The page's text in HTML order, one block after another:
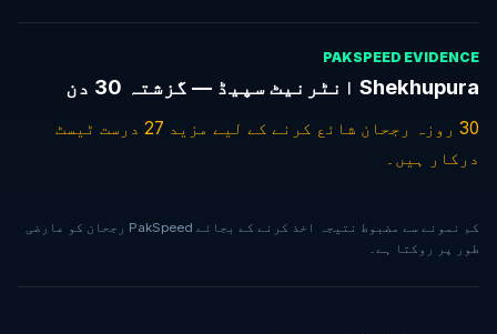
PAKSPEED EVIDENCE
Shekhupura انٹرنیٹ سپیڈ — گزشتہ 30 دن
30 روزہ رجحان شائع کرنے کے لیے مزید 27 درست ٹیسٹ
درکار ہیں۔
کم نمونے سے مضبوط نتیجہ اخذ کرنے کے بجائے PakSpeed رجحان کو عارضی
طور پر روکتا ہے۔